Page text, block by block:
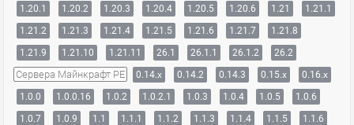
1.20.1
1.20.2 1.20.3 1.20.4 1.20.5 1.20.6 1.21
1.21.1
1.21.2
1.21.3 1.21.4 1.21.5 1.21.6 1.21.7
1.21.8
1.21.9
1.21.10 1.21.11 26.1 26.1.1 26.1.2 26.2
Сервера Майнкрафт PE 0.14.x 0.14.2 0.14.3 0.15.x
0.16.x
1.0.0
1.0.0.16 1.0.2 1.0.2.1 1.0.3 1.0.4 1.0.5
1.0.6
1.0.7
1.0.9 1.1 1.1.1 1.1.2 1.1.3 1.1.4 1.1.5
1.1.6